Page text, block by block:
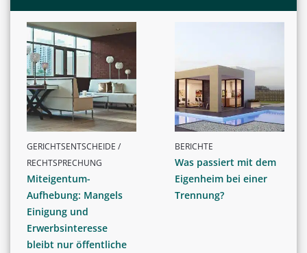
GERICHTSENTSCHEIDE /
RECHTSPRECHUNG
Miteigentum-
Aufhebung: Mangels
Einigung und
Erwerbsinteresse
bleibt nur öffentliche
BERICHTE
Was passiert mit dem
Eigenheim bei einer
Trennung?